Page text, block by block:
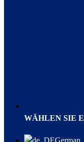
WÄHLEN SIE
German